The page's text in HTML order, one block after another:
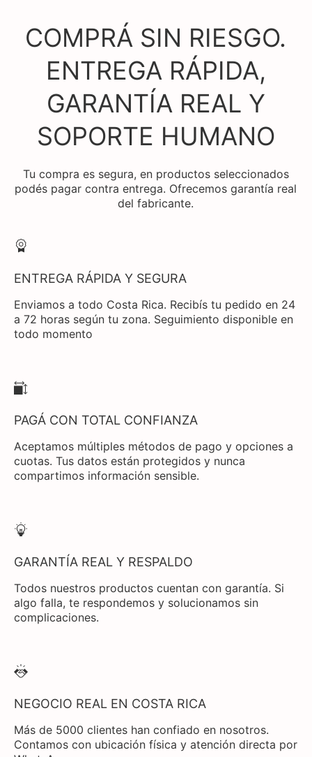
COMPRÁ SIN RIESGO.
ENTREGA RÁPIDA,
GARANTÍA REAL Y
SOPORTE HUMANO
Tu compra es segura, en productos seleccionados
podés pagar contra entrega. Ofrecemos garantía real
del fabricante.
ENTREGA RÁPIDA Y SEGURA
Enviamos a todo Costa Rica. Recibís tu pedido en 24
a 72 horas según tu zona. Seguimiento disponible en
todo momento
PAGÁ CON TOTAL CONFIANZA
Aceptamos múltiples métodos de pago y opciones a
cuotas. Tus datos están protegidos y nunca
compartimos información sensible.
GARANTÍA REAL Y RESPALDO
Todos nuestros productos cuentan con garantía. Si
algo falla, te respondemos y solucionamos sin
complicaciones.
NEGOCIO REAL EN COSTA RICA
Más de 5000 clientes han confiado en nosotros.
Contamos con ubicación física y atención directa por